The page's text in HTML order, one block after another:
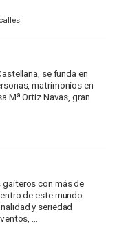
se funda en
matrimonios en
Mª Ortiz Navas, gran
con más de
de este mundo.
y seriedad
...